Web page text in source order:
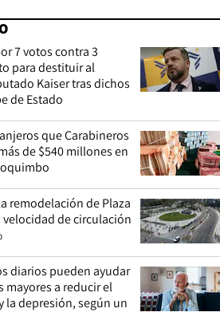
7 votos contra 3
para destituir al
Kaiser tras dichos
de Estado
que Carabineros
de $540 millones en
remodelación de Plaza
de circulación
diarios pueden ayudar
mayores a reducir el
la depresión, según un